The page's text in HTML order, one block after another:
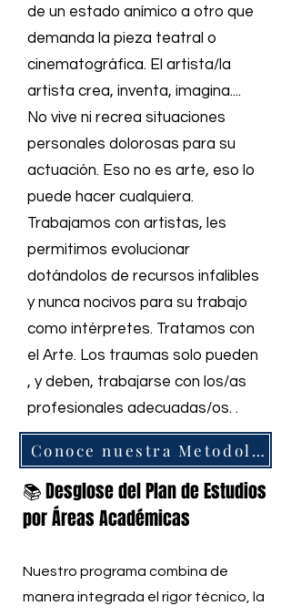
de un estado anímico a otro que
demanda la pieza teatral o
cinematográfica. El artista/la
artista crea, inventa, imagina....
No vive ni recrea situaciones
personales dolorosas para su
actuación. Eso no es arte, eso lo
puede hacer cualquiera.
Trabajamos con artistas, les
permitimos evolucionar
dotándolos de recursos infalibles
y nunca nocivos para su trabajo
como intérpretes. Tratamos con
el Arte. Los traumas solo pueden
, y deben, trabajarse con los/as
profesionales adecuadas/os. .
Conoce nuestra Metodología y Técnica de Actuación
📚 Desglose del Plan de Estudios
por Áreas Académicas
Nuestro programa combina de
manera integrada el rigor técnico, la